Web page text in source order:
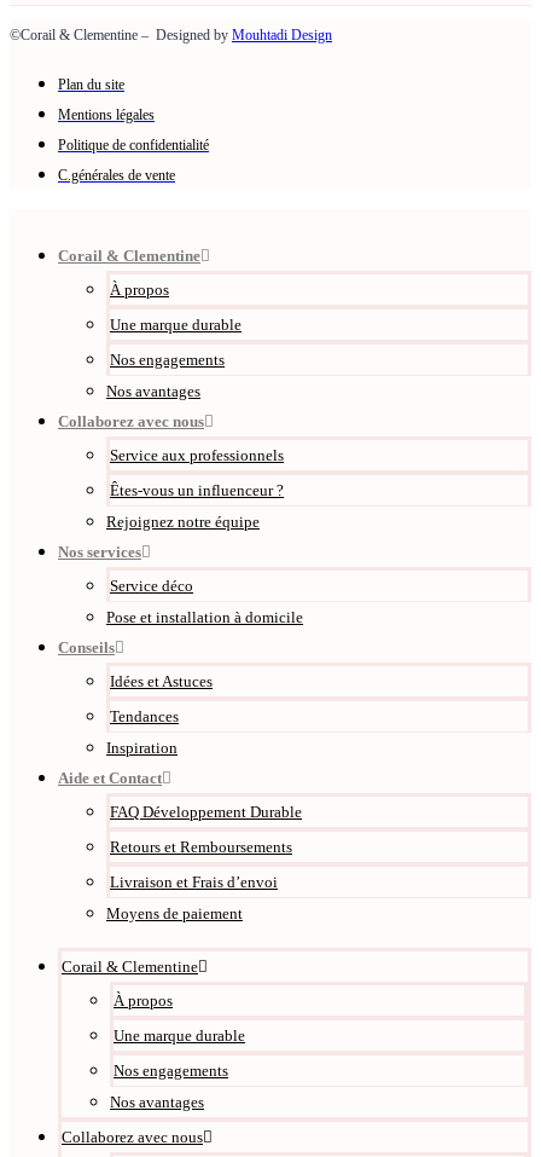
©Corail & Clementine – Designed by Mouhtadi Design
Plan du site
Mentions légales
Politique de confidentialité
C.générales de vente
Corail & Clementine
À propos
Une marque durable
Nos engagements
Nos avantages
Collaborez avec nous
Service aux professionnels
Êtes-vous un influenceur ?
Rejoignez notre équipe
Nos services
Service déco
Pose et installation à domicile
Conseils
Idées et Astuces
Tendances
Inspiration
Aide et Contact
FAQ Développement Durable
Retours et Remboursements
Livraison et Frais d’envoi
Moyens de paiement
Corail & Clementine
À propos
Une marque durable
Nos engagements
Nos avantages
Collaborez avec nous